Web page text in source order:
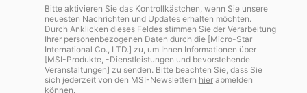
Bitte aktivieren Sie das Kontrollkästchen, wenn Sie unsere
neuesten Nachrichten und Updates erhalten möchten.
Durch Anklicken dieses Feldes stimmen Sie der Verarbeitung
Ihrer personenbezogenen Daten durch die [Micro-Star
International Co., LTD.] zu, um Ihnen Informationen über
[MSI-Produkte, -Dienstleistungen und bevorstehende
Veranstaltungen] zu senden. Bitte beachten Sie, dass Sie
sich jederzeit von den MSI-Newslettern hierabmelden
können.